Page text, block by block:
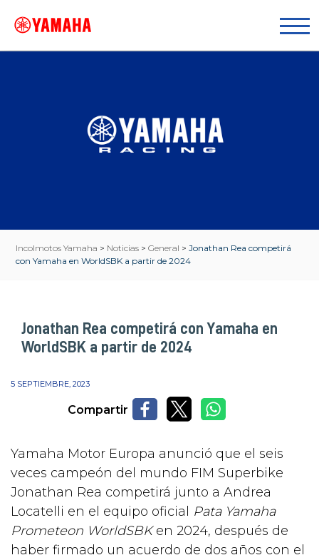
Incolmotos Yamaha > Noticias > General > Jonathan Rea competirá
con Yamaha en WorldSBK a partir de 2024
Jonathan Rea competirá con Yamaha en
WorldSBK a partir de 2024
5 SEPTIEMBRE, 2023
Compartir
Yamaha Motor Europa anunció que el seis
veces campeón del mundo FIM Superbike
Jonathan Rea competirá junto a Andrea
Locatelli en el equipo oficial Pata Yamaha
Prometeon WorldSBKen 2024, después de
haber firmado un acuerdo de dos años con el